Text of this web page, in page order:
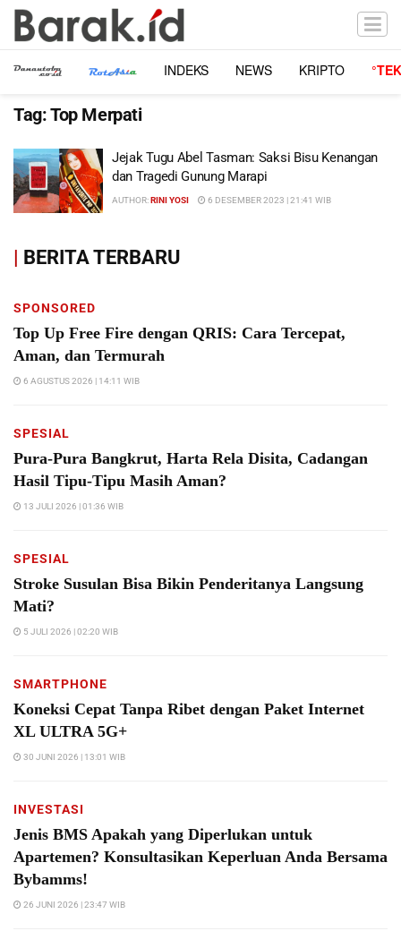
INDEKS NEWS KRIPTO
Tag:Top Merpati
Jejak Tugu Abel Tasman: Saksi Bisu Kenangan
dan Tragedi Gunung Marapi
AUTHOR:RINI YOSI 6 DESEMBER 2023 | 21:41 WIB
| BERITA TERBARU
SPONSORED
Top Up Free Fire dengan QRIS: Cara Tercepat,
Aman, dan Termurah
6 AGUSTUS 2026 | 14:11 WIB
SPESIAL
Pura-Pura Bangkrut, Harta Rela Disita, Cadangan
Hasil Tipu-Tipu Masih Aman?
13 JULI 2026 | 01:36 WIB
SPESIAL
Stroke Susulan Bisa Bikin Penderitanya Langsung
Mati?
5 JULI 2026 | 02:20 WIB
SMARTPHONE
Koneksi Cepat Tanpa Ribet dengan Paket Internet
XL ULTRA 5G+
30 JUNI 2026 | 13:01 WIB
INVESTASI
Jenis BMS Apakah yang Diperlukan untuk
Apartemen? Konsultasikan Keperluan Anda Bersama
Bybamms!
26 JUNI 2026 | 23:47 WIB